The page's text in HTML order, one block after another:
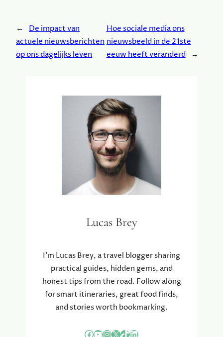
←
De impact van
actuele nieuwsberichten
op ons dagelijks leven
Hoe sociale media ons
nieuwsbeeld in de 21ste
eeuw heeft veranderd
→
Lucas Brey
I’m Lucas Brey, a travel blogger sharing
practical guides, hidden gems, and
honest tips from the road. Follow along
for smart itineraries, great food finds,
and stories worth bookmarking.
Facebook YouTube InstagramX TikTok LinkedIn